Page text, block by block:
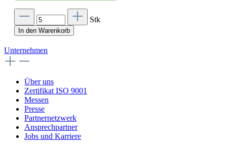
Stk
In den Warenkorb
Unternehmen
Über uns
Zertifikat ISO 9001
Messen
Presse
Partnernetzwerk
Ansprechpartner
Jobs und Karriere